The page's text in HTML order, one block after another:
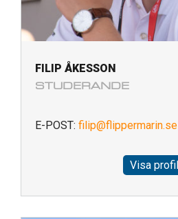
FILIP ÅKESSON
STUDERANDE
E-POST: filip@flippermarin.se
Visa profil